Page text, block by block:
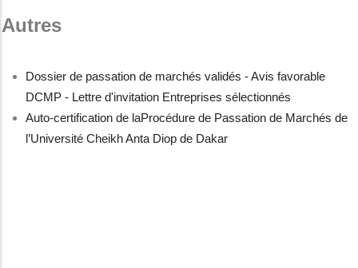
Autres
Dossier de passation de marchés validés - Avis favorable
DCMP - Lettre d'invitation Entreprises sélectionnés
Auto-certification de laProcédure de Passation de Marchés de
l’Université Cheikh Anta Diop de Dakar